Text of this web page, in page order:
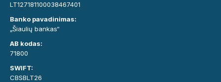
LT127181100038467401
Banko pavadinimas:
„Šiaulių bankas“
AB kodas:
71800
SWIFT:
CBSBLT26